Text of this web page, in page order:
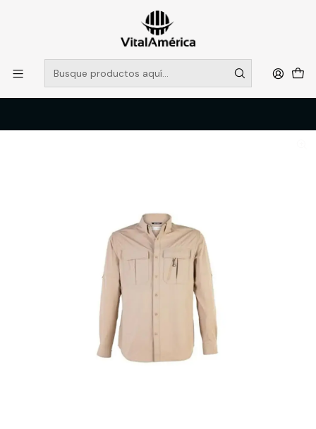
POR SISTEMA FRONTAL SOLO RETIROS EN TIENDA, DESDE
MUCHAS GRACIAS +569 5956 2237
Leer más
Catálogo
VESTIMENTA TECNICA Y CORPORATIVA
POLERAS Y CAMISAS
CAMISA OUTWORK ABELIA M/L HOMBRE 100% POLY TAUPE T/XL